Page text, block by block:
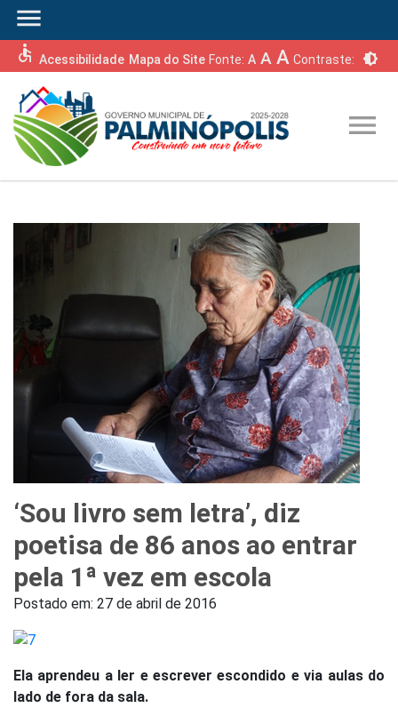
menu
accessible Acessibilidade Mapa do Site Fonte: A A A Contraste: brightness_6
menu
‘Sou livro sem letra’, diz
poetisa de 86 anos ao entrar
pela 1ª vez em escola
Postado em: 27 de abril de 2016
Ela aprendeu a ler e escrever escondido e via aulas do
lado de fora da sala.